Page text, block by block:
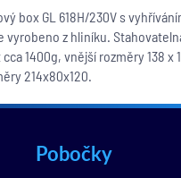
box GL 618H/230V s
z hliníku.
1400g, vnější rozměry 138
214x80x120.
Pobočky